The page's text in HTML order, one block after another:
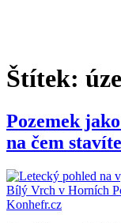
Štítek:
Pozemek
na čem stavíte